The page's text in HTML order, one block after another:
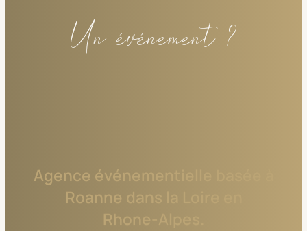
Un événement ?
Agence événementielle
Roanne dans
Rhone-Alpes.